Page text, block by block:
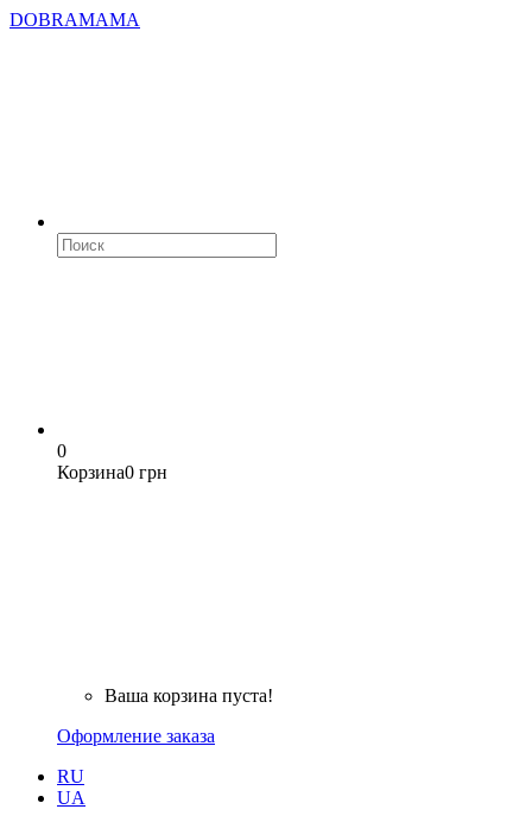
DOBRAMAMA
0
Корзина0 грн
Ваша корзина пуста!
Оформление заказа
RU
UA